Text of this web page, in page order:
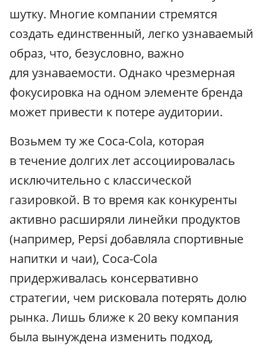
шутку. Многие компании стремятся
создать единственный, легко узнаваемый
образ, что, безусловно, важно
для узнаваемости. Однако чрезмерная
фокусировка на одном элементе бренда
может привести к потере аудитории.
Возьмем ту же Coca-Cola, которая
в течение долгих лет ассоциировалась
исключительно с классической
газировкой. В то время как конкуренты
активно расширяли линейки продуктов
(например, Pepsi добавляла спортивные
напитки и чаи), Coca-Cola
придерживалась консервативно
стратегии, чем рисковала потерять долю
рынка. Лишь ближе к 20 веку компания
была вынуждена изменить подход,